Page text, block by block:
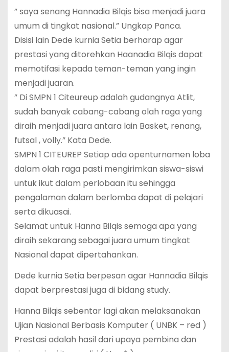
” saya senang Hannadia Bilqis bisa menjadi juara
umum di tingkat nasional.” Ungkap Panca.
Disisi lain Dede kurnia Setia berharap agar
prestasi yang ditorehkan Haanadia Bilqis dapat
memotifasi kepada teman-teman yang ingin
menjadi juaran.
” Di SMPN 1 Citeureup adalah gudangnya Atlit,
sudah banyak cabang-cabang olah raga yang
diraih menjadi juara antara lain Basket, renang,
futsal , volly.” Kata Dede.
SMPN 1 CITEUREP Setiap ada openturnamen loba
dalam olah raga pasti mengirimkan siswa-siswi
untuk ikut dalam perlobaan itu sehingga
pengalaman dalam berlomba dapat di pelajari
serta dikuasai.
Selamat untuk Hanna Bilqis semoga apa yang
diraih sekarang sebagai juara umum tingkat
Nasional dapat dipertahankan.
Dede kurnia Setia berpesan agar Hannadia Bilqis
dapat berprestasi juga di bidang study.
Hanna Bilqis sebentar lagi akan melaksanakan
Ujian Nasional Berbasis Komputer ( UNBK – red )
Prestasi adalah hasil dari upaya pembina dan